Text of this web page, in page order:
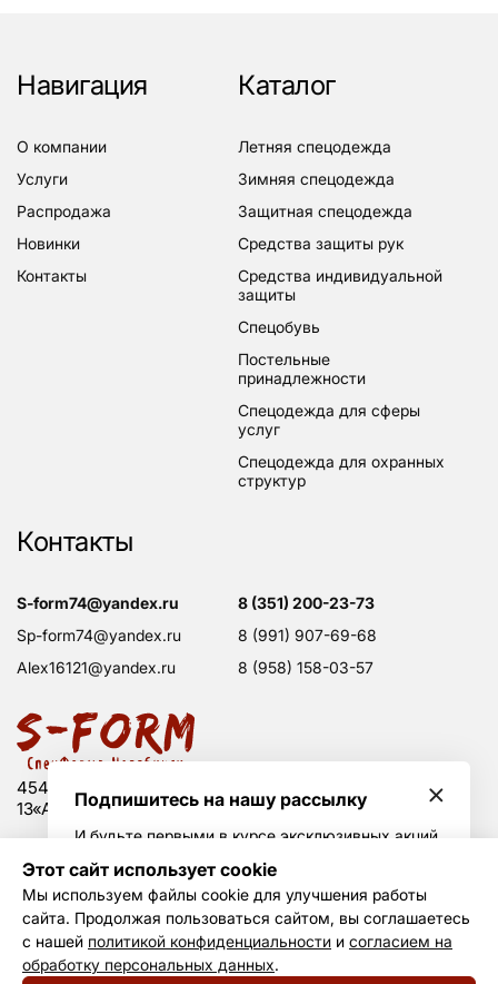
454008 Россия, г. Челябинск, Свердловский тракт,
13«А», оф. 203
Навигация
о компании
услуги
распродажа
новинки
контакты
Каталог
летняя спецодежда
зимняя спецодежда
защитная спецодежда
средства защиты рук
средства индивидуальной
защиты
спецобувь
постельные
принадлежности
спецодежда для сферы
услуг
спецодежда для охранных
структур
Контакты
s-form74@yandex.ru
sp-form74@yandex.ru
alex16121@yandex.ru
8 (351) 200-23-73
8 (991) 907-69-68
8 (958) 158-03-57
© S-form, 2011—2026
Политика конфиденциальности
Согласие на обработку данных
Создание сайта — Не Агентство
Подпишитесь на нашу рассылку
И будьте первыми в курсе эксклюзивных акций
Я принимаю условияполитики
персональных данных.
Этот сайт использует cookie
Мы используем файлы cookie для улучшения работы
сайта. Продолжая пользоваться сайтом, вы соглашаетесь
с нашей политикой конфиденциальности и согласием на
обработку персональных данных.